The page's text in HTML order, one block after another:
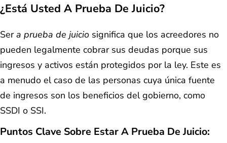
¿Está Usted A Prueba De Juicio?
Sera prueba de juicio significa que los acreedores no
pueden legalmente cobrar sus deudas porque sus
ingresos y activos están protegidos por la ley. Este es
a menudo el caso de las personas cuya única fuente
de ingresos son los beneficios del gobierno, como
SSDI o SSI.
Puntos Clave Sobre Estar A Prueba De Juicio: